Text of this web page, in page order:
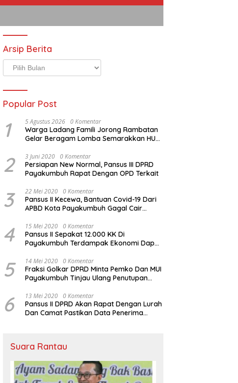
Arsip Berita
Arsip
Berita
Popular Post
1 5 Agustus 2026 0 Komentar
Warga Ladang Famili Jorong Rambatan
Gelar Beragam Lomba Semarakkan HUT
2 3 Juni 2020 0 Komentar
Persiapan New Normal, Pansus III DPRD
Payakumbuh Rapat Dengan OPD Terkait
3 22 Mei 2020 0 Komentar
Pansus II Kecewa, Bantuan Covid-19 Dari
APBD Kota Payakumbuh Gagal Cair
4 15 Mei 2020 0 Komentar
Pansus II Sepakat 12.000 KK Di
Payakumbuh Terdampak Ekonomi Dapat
5 14 Mei 2020 0 Komentar
Fraksi Golkar DPRD Minta Pemko Dan MUI
Payakumbuh Tinjau Ulang Penutupan
6 13 Mei 2020 0 Komentar
Pansus II DPRD Akan Rapat Dengan Lurah
Dan Camat Pastikan Data Penerima
Suara Rantau